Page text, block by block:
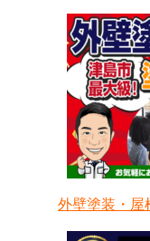
外壁塗装・屋